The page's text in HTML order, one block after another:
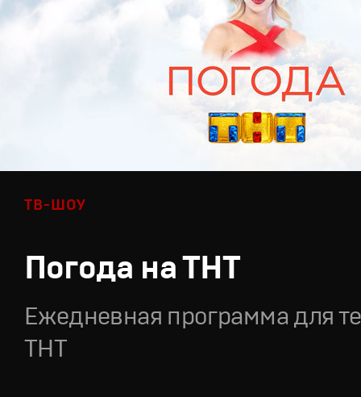
ТВ-ШОУ
Погода на ТНТ
Ежедневная программа для
ТНТ